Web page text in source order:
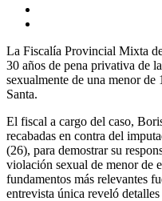
La Fiscalía Provincial Mixta
30 años de pena privativa de
sexualmente de una menor de
Santa.
El fiscal a cargo del caso,
recabadas en contra del
(26), para demostrar su
violación sexual de menor de
fundamentos más relevantes
entrevista única reveló